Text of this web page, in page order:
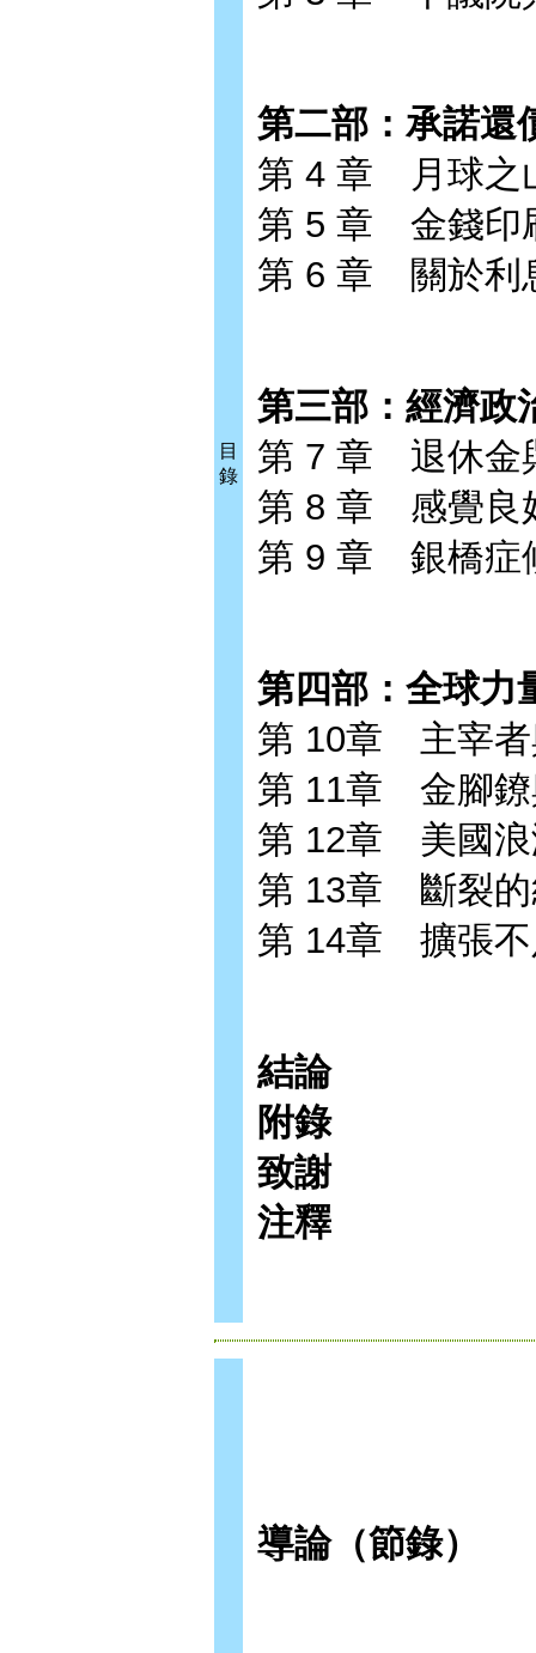
目
錄
第二部：承諾還
第 4 章 月球之
第 5 章 金錢印
第 6 章 關於利
第三部：經濟政
第 7 章 退休金
第 8 章 感覺良
第 9 章 銀橋症
第四部：全球力
第 10章 主宰者
第 11章 金腳鐐
第 12章 美國浪
第 13章 斷裂的
第 14章 擴張不
結論
附錄
致謝
注釋
導論（節錄）